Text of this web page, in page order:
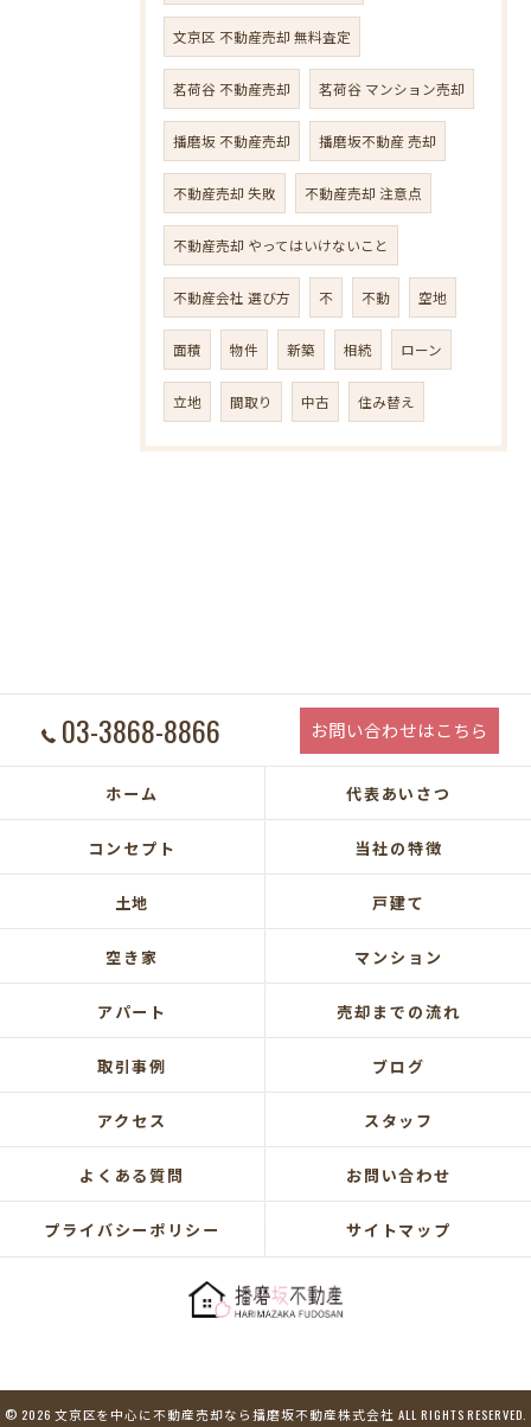
文京区 不動産売却 無料査定
茗荷谷 不動産売却 茗荷谷 マンション売却
播磨坂 不動産売却 播磨坂不動産 売却
不動産売却 失敗 不動産売却 注意点
不動産売却 やってはいけないこと
不動産会社 選び方 不 不動 空地
面積 物件 新築 相続 ローン
立地 間取り 中古 住み替え
03-3868-8866 お問い合わせはこちら
ホーム 代表あいさつ
コンセプト 当社の特徴
土地 戸建て
空き家 マンション
アパート 売却までの流れ
取引事例 ブログ
アクセス スタッフ
よくある質問 お問い合わせ
プライバシーポリシー サイトマップ
© 2026 文京区を中心に不動産売却なら播磨坂不動産株式会社 ALL RIGHTS RESERVED.